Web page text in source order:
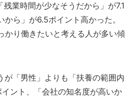
業時間が少なそうだから」が7.1
ら」が6.5ポイント高かった。
かり働きたいと考える人が多い傾
「男性」よりも「扶養の範囲内
イント、「会社の知名度が高いか